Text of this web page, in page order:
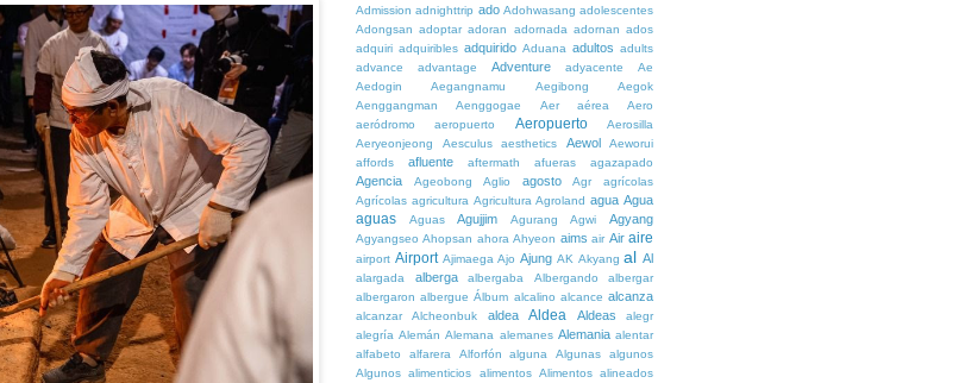
Admission adnighttrip ado Adohwasang adolescentes
Adongsan adoptar adoran adornada adornan ados
adquiri adquiribles adquirido Aduana adultos adults
advance
advantage Adventure adyacente
Ae
Aedogin
Aegangnamu Aegibong
Aegok
Aenggangman
Aenggogae Aer aérea
Aero
aeródromo
aeropuerto Aeropuerto
Aerosilla
Aeryeonjeong
Aesculus aesthetics Aewol
Aeworui
affords
afluente aftermath afueras agazapado
Agencia Ageobong Aglio agosto Agr
agrícolas
Agrícolas agricultura Agricultura Agroland agua Agua
aguas Aguas Agujjim Agurang Agwi Agyang
Agyangseo Ahopsan ahora Ahyeon aims air Air aire
airport Airport Ajimaega Ajo Ajung AK Akyang al Al
alargada alberga albergaba Albergando
albergar
albergaron albergue Álbum alcalino alcance alcanza
alcanzar Alcheonbuk aldea Aldea Aldeas
alegr
alegría Alemán Alemana alemanes Alemania alentar
alfabeto
alfarera Alforfón alguna Algunas
algunos
Algunos alimenticios alimentos Alimentos alineados